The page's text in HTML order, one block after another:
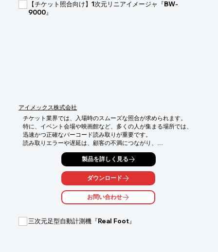
・多言語対応が必要な店舗での接客
【チケット照合向け】1次元リニアイメージャ『BW-
9000』
アイメックス株式会社
チケット業界では、入場時のスムーズな照合が求められます。
特に、イベント会場や映画館など、多くの人が集まる場所では、
迅速かつ正確なバーコード読み取りが重要です。
読み取りエラーや遅延は、顧客の不満につながり、
運営の効率を低下させる可能性があります。
BW-9000は、液晶画面に表示されたバーコードも
高速に読み取ることができ、スムーズな入場をサポートします。
【活用シーン】
・イベント会場でのチケット照合
・映画館での入場管理
【導入の効果】
製品を詳しく見る
ダウンロード
お問い合わせ
三次元足型自動計測機『Real Foot』